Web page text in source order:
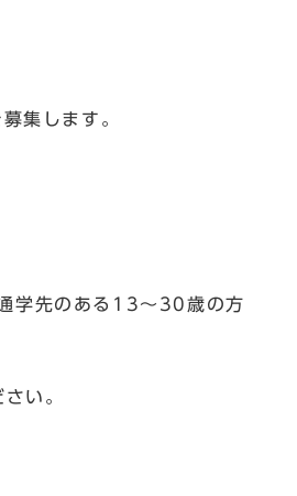
集します。
学先のある13～30歳の方
い。